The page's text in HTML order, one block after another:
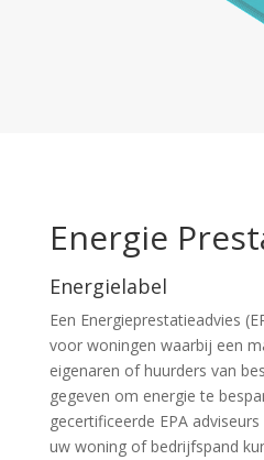
Energie
Energielabel
Een Energieprestatieadvies
voor woningen waarbij een
eigenaren of huurders van
gegeven om energie te
gecertificeerde EPA
uw woning of bedrijfspand